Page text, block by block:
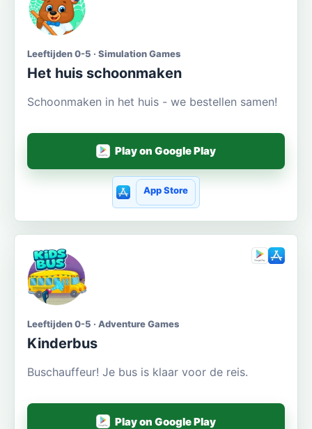
Leeftijden 0-5 · Simulation Games
Het huis schoonmaken
Schoonmaken in het huis - we bestellen samen!
Play on Google Play
App Store
Leeftijden 0-5 · Adventure Games
Kinderbus
Buschauffeur! Je bus is klaar voor de reis.
Play on Google Play